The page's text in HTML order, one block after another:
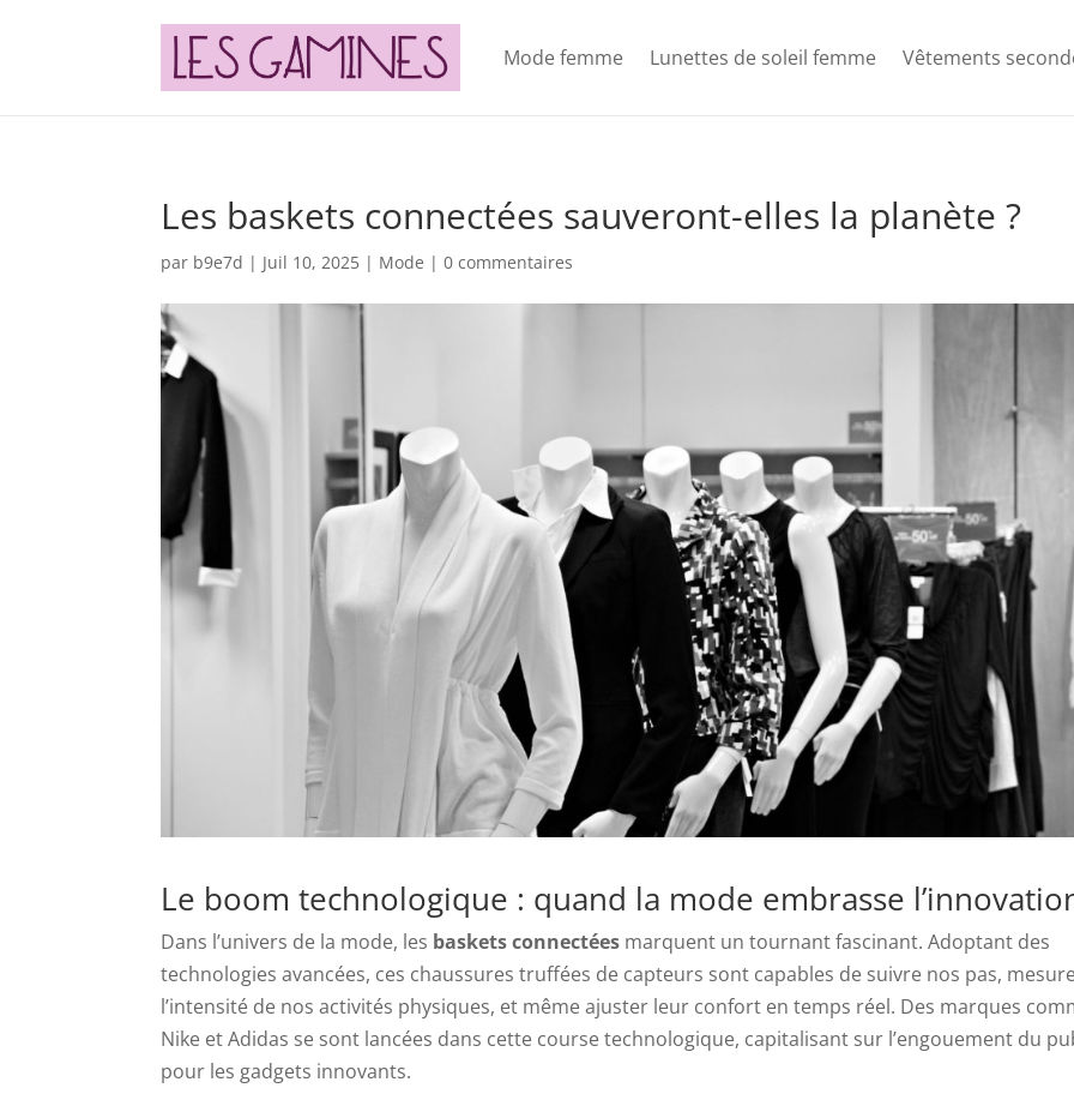
Mode femme Lunettes de soleil femme Vêtements
Les baskets connectées sauveront-elles la planète ?
par b9e7d | Juil 10, 2025 | Mode |0 commentaires
Le boom technologique : quand la mode embrasse
Dans l’univers de la mode, les baskets connectées marquent un tournant fascinant. Adoptant des
technologies avancées, ces chaussures truffées de capteurs sont capables de suivre nos pas,
l’intensité de nos activités physiques, et même ajuster leur confort en temps réel. Des marques
Nike et Adidas se sont lancées dans cette course technologique, capitalisant sur l’engouement du
pour les gadgets innovants.